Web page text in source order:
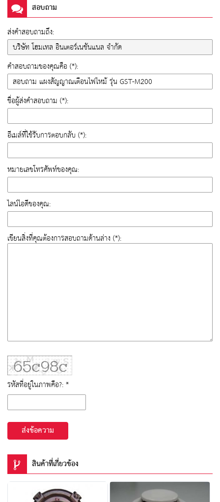
สอบถาม
ส่งคำสอบถามถึง:
คำสอบถามของคุณคือ (*):
ชื่อผู้ส่งคำสอบถาม (*):
อีเมล์ที่ใช้รับการตอบกลับ (*):
หมายเลขโทรศัพท์ของคุณ:
ไลน์ไอดีของคุณ:
เขียนสิ่งที่คุณต้องการสอบถามด้านล่าง (*):
รหัสที่อยู่ในภาพคือ?: *
ส่งข้อความ
สินค้าที่เกี่ยวข้อง